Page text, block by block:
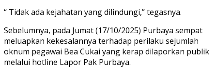
“ Tidak ada kejahatan yang dilindungi,” tegasnya.
Sebelumnya, pada Jumat (17/10/2025) Purbaya sempat
meluapkan kekesalannya terhadap perilaku sejumlah
oknum pegawai Bea Cukai yang kerap dilaporkan publik
melalui hotline Lapor Pak Purbaya.